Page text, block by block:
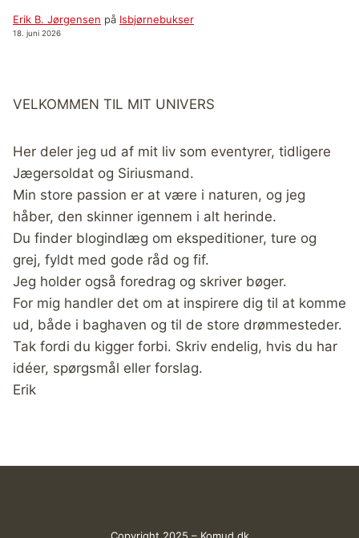
Erik B. Jørgensen på Isbjørnebukser
18. juni 2026
VELKOMMEN TIL MIT UNIVERS
Her deler jeg ud af mit liv som eventyrer, tidligere
Jægersoldat og Siriusmand.
Min store passion er at være i naturen, og jeg
håber, den skinner igennem i alt herinde.
Du finder blogindlæg om ekspeditioner, ture og
grej, fyldt med gode råd og fif.
Jeg holder også foredrag og skriver bøger.
For mig handler det om at inspirere dig til at komme
ud, både i baghaven og til de store drømmesteder.
Tak fordi du kigger forbi. Skriv endelig, hvis du har
idéer, spørgsmål eller forslag.
Erik